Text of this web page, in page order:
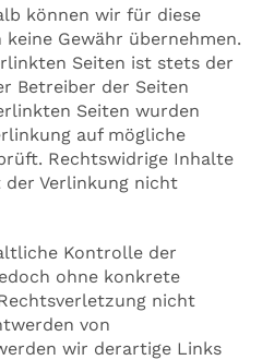
können wir für diese
Gewähr übernehmen.
Seiten ist stets der
Betreiber der Seiten
Seiten wurden
auf mögliche
Rechtswidrige Inhalte
Verlinkung nicht
Kontrolle der
ohne konkrete
nicht
von
wir derartige Links